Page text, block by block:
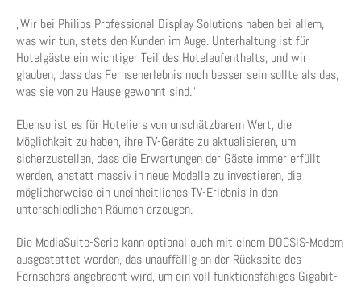
„Wir bei Philips Professional Display Solutions haben bei allem,
was wir tun, stets den Kunden im Auge. Unterhaltung ist für
Hotelgäste ein wichtiger Teil des Hotelaufenthalts, und wir
glauben, dass das Fernseherlebnis noch besser sein sollte als das,
was sie von zu Hause gewohnt sind.“
Ebenso ist es für Hoteliers von unschätzbarem Wert, die
Möglichkeit zu haben, ihre TV-Geräte zu aktualisieren, um
sicherzustellen, dass die Erwartungen der Gäste immer erfüllt
werden, anstatt massiv in neue Modelle zu investieren, die
möglicherweise ein uneinheitliches TV-Erlebnis in den
unterschiedlichen Räumen erzeugen.
Die MediaSuite-Serie kann optional auch mit einem DOCSIS-Modem
ausgestattet werden, das unauffällig an der Rückseite des
Fernsehers angebracht wird, um ein voll funktionsfähiges Gigabit-